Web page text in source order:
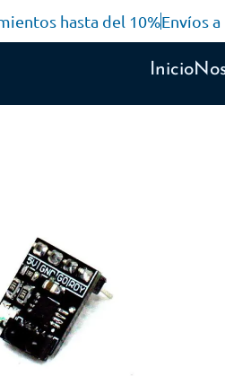
hasta del 10%Envíos
Inicio